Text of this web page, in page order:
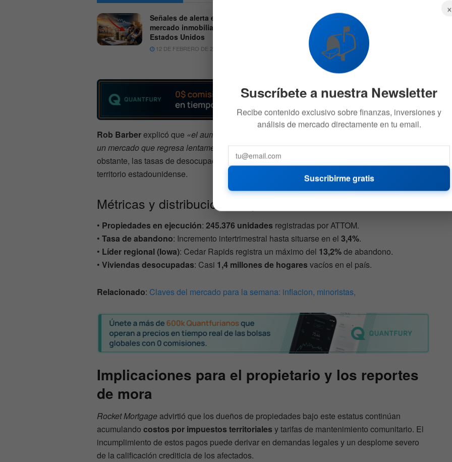
Señales de alerta en el
mercado inmobiliario de
Estados Unidos
12 DE FEBRERO DE 2026
La demanda
de refinanciamiento hipotec
ario se dispara un 40% tras
el anuncio de Trump
14 DE ENERO DE 2026
Rob Barberexplicó que «el aumento en las ejecuciones hipotecarias zombi puede reflejar
un mercado que regresa lentamente a niveles más normalizados»
obstante, las tasas de desocupación general se mantienen relativamente estables en todo el
territorio estadounidense.
Métricas y distribución de ejecuciones inmobiliarias
• Propiedades en ejecución: 245.376 unidades registradas por ATTOM.
• Tasa de abandono: Incremento intertrimestral hasta situarse en el 3,4%.
• Líder regional (Iowa): Cedar Rapids registra un máximo del 13,2%de abandono.
• Viviendas desocupadas: Casi 1,4 millones de hogares vacíos en el país.
Relacionado: Claves del mercado para la semana: inflacion, minoristas,
Implicaciones para el propietario y los reportes
de mora
Rocket Mortgage advirtió que los dueños de propiedades bajo este estatus continúan
acumulando costos por impuestos territoriales y tarifas de mantenimiento comunitario. El
incumplimiento de estos pagos puede derivar en demandas legales y un desplome severo
de la calificación crediticia de los afectados.
×
📬
Suscríbete a nuestra Newsletter
Recibe contenido exclusivo sobre finanzas, inversiones y
análisis de mercado directamente en tu email.
Suscribirme gratis